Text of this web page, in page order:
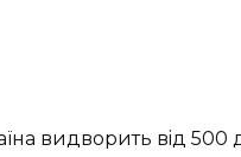
видвopить вiд